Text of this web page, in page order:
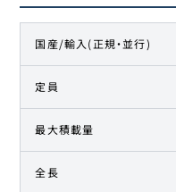
国産/輸入(正規・並行)
定員
最大積載量
全長